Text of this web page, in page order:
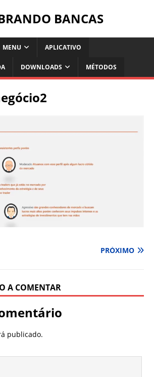
BANCAS
MENU APLICATIVO
DOWNLOADS MÉTODOS
PRÓXIMO
A COMENTAR
publicado.